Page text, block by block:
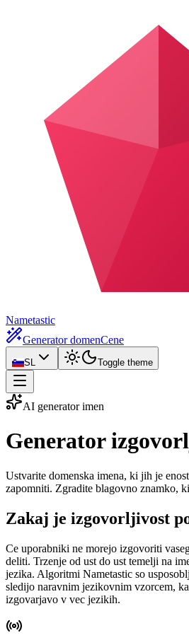
Nametastic
Generator domenCene
SL Toggle theme
AI generator imen
Generator
Ustvarite domenska imena, ki jih je
zapomniti. Zgradite blagovno znamko,
Zakaj je izgovorljivost
Ce uporabniki ne morejo izgovoriti
deliti. Trzenje od ust do ust temelji na
jezika. Algoritmi Nametastic so
sledijo naravnim jezikovnim vzorcem,
izgovarjavo v vec jezikih.